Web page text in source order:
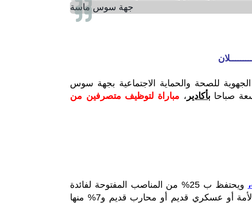
جهة سوس ماسة
الجهوية للصحة والحماية الاجتماعية بجهة سوس
بأكادير ، مباراة لتوظيف متصرفين من
ويحتفظ ب 25% من المناصب المفتوحة لفائدة
الأشخاص المتوفرين على صفة مقاوم أو مكفول الأمة أو عسكري قديم أو محارب قديم و7% منها